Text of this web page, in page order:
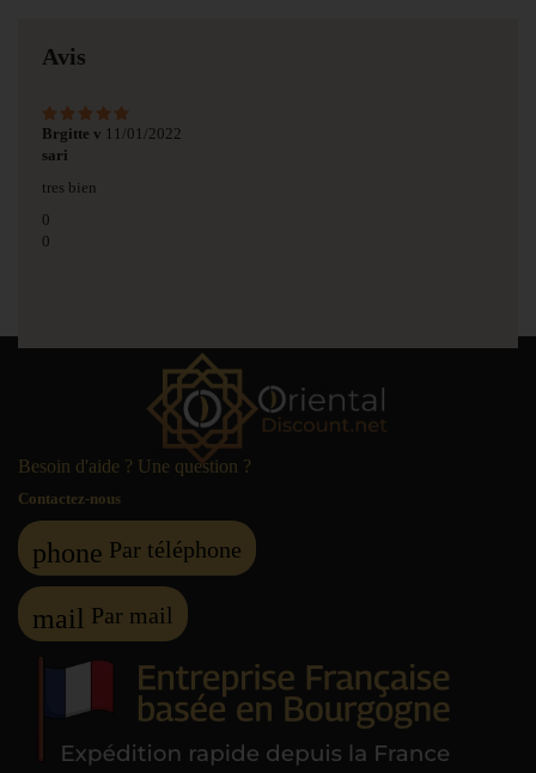
Avis
Brgitte v 11/01/2022
sari
tres bien
0
0
Besoin d'aide ? Une question ?
Contactez-nous
phone Par téléphone
mail Par mail